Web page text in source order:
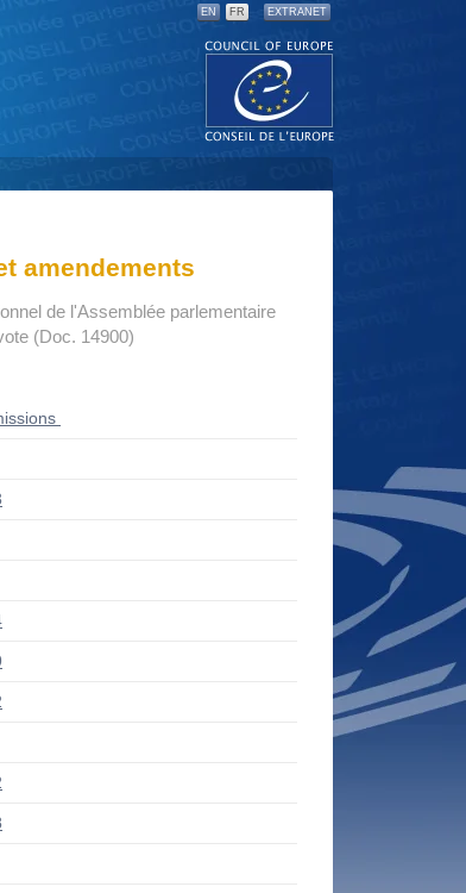
EN FR EXTRANET
amendements
de l'Assemblée parlementaire
(Doc. 14900)